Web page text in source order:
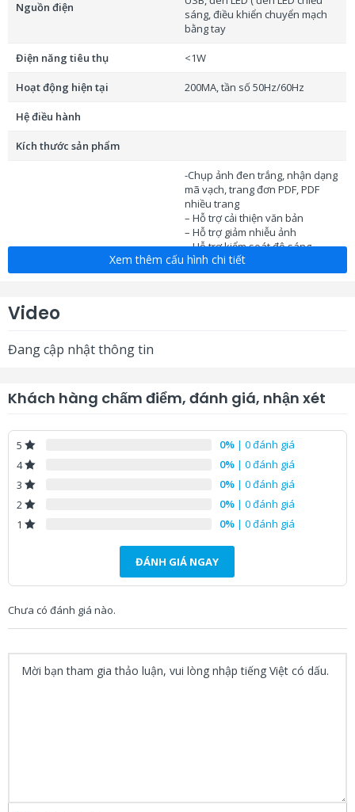
Nguồn điện
sáng, điều khiển chuyển mạch
bằng tay
Điện năng tiêu thụ <1W
Hoạt động hiện tại 200MA, tần số 50Hz/60Hz
Hệ điều hành
Kích thước sản phẩm
-Chụp ảnh đen trắng, nhận dạng
mã vạch, trang đơn PDF, PDF
nhiều trang
– Hỗ trợ cải thiện văn bản
– Hỗ trợ giảm nhiễu ảnh
– Hỗ trợ kiểm soát độ sáng
– Hỗ trợ điều chỉnh độ bão hòa,
điều chỉnh giá trị phơi sáng, điều
– Nguồn USB 2.0
Bảo hành 12 tháng
Xem thêm cấu hình chi tiết
Video
Đang cập nhật thông tin
Khách hàng chấm điểm, đánh giá, nhận xét
5 0%| 0 đánh giá
4
0%| 0 đánh giá
3
0%| 0 đánh giá
2
0%| 0 đánh giá
1
0%| 0 đánh giá
ĐÁNH GIÁ NGAY
Chưa có đánh giá nào.